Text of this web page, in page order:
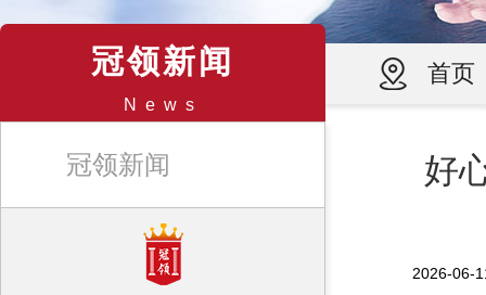
首页
冠领新闻
News
冠领新闻 好
2026-06-